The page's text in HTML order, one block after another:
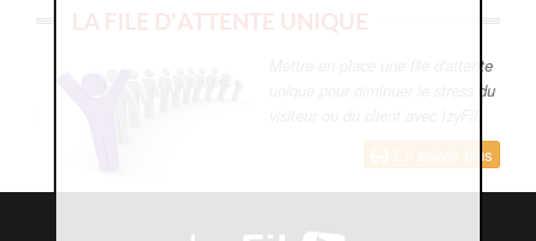
LA FILE D'ATTENTE UNIQUE
Mettre en place une file d'attente
unique pour diminuer le stress du
En savoir plus